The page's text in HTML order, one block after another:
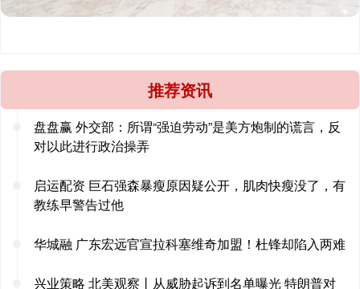
推荐资讯
盘盘赢 外交部：所谓“强迫劳动”是美方炮制的谎言，反
对以此进行政治操弄
启运配资 巨石强森暴瘦原因疑公开，肌肉快瘦没了，有
教练早警告过他
华城融 广东宏远官宣拉科塞维奇加盟！杜锋却陷入两难
兴业策略 北美观察丨从威胁起诉到名单曝光 特朗普对